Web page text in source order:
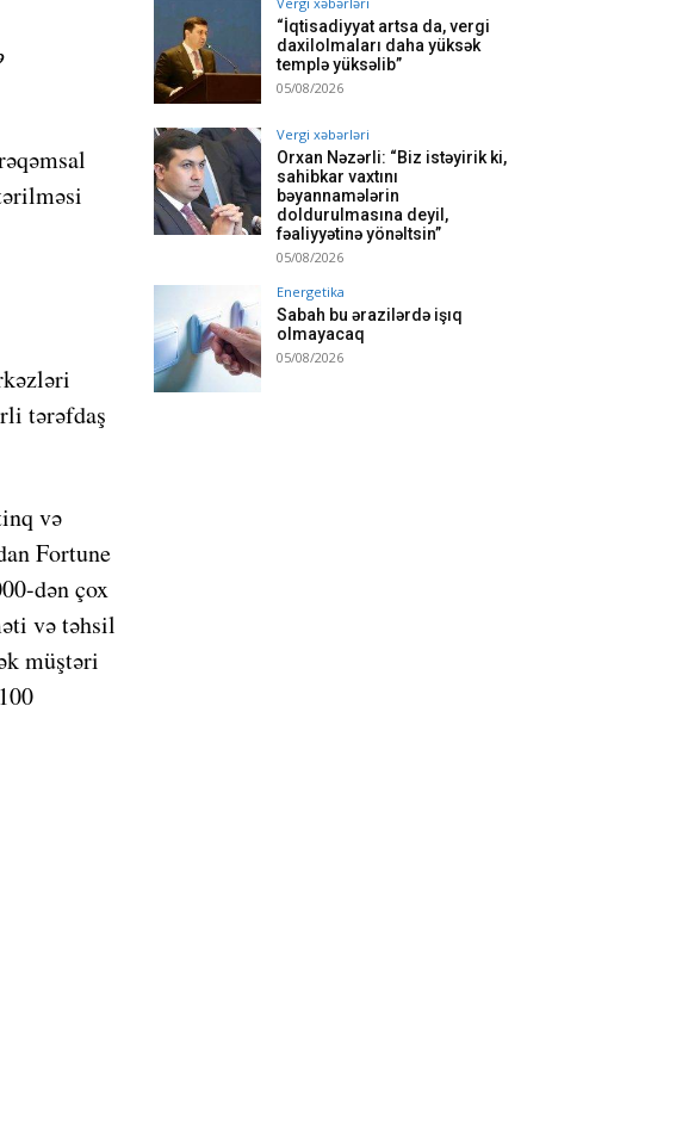
tərəfdaş
və
Fortune
dən çox
və təhsil
müştəri
“İqtisadiyyat artsa da, vergi
daxilolmaları daha yüksək
templə yüksəlib”
05/08/2026
Vergi xəbərləri
Orxan Nəzərli: “Biz istəyirik ki,
sahibkar vaxtını
bəyannamələrin
doldurulmasına deyil,
fəaliyyətinə yönəltsin”
05/08/2026
Energetika
Sabah bu ərazilərdə işıq
olmayacaq
05/08/2026